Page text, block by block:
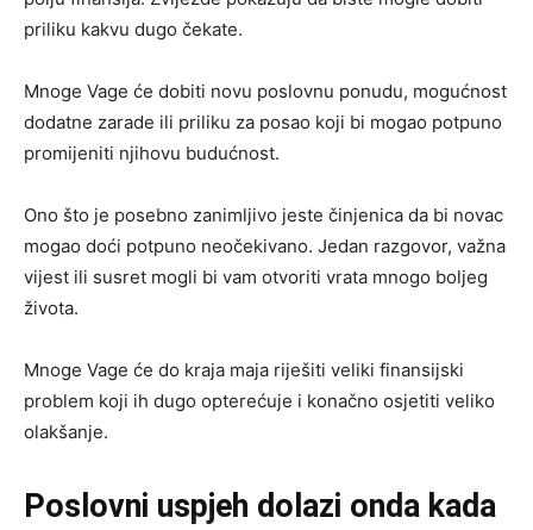
priliku kakvu dugo čekate.
Mnoge Vage će dobiti novu poslovnu ponudu, mogućnost
dodatne zarade ili priliku za posao koji bi mogao potpuno
promijeniti njihovu budućnost.
Ono što je posebno zanimljivo jeste činjenica da bi novac
mogao doći potpuno neočekivano. Jedan razgovor, važna
vijest ili susret mogli bi vam otvoriti vrata mnogo boljeg
života.
Mnoge Vage će do kraja maja riješiti veliki finansijski
problem koji ih dugo opterećuje i konačno osjetiti veliko
olakšanje.
Poslovni uspjeh dolazi onda kada